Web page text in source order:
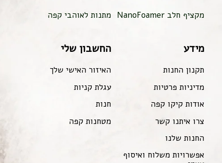
מקציף חלב NanoFoamer
מתנות לאוהבי קפה
מידע
תקנון החנות
מדיניות פרטיות
אודות קיקו קפה
צרו איתנו קשר
החנות שלנו
אפשרויות משלוח ואיסוף
החשבון שלי
האיזור האישי שלך
עגלת קניות
חנות
מטחנות קפה